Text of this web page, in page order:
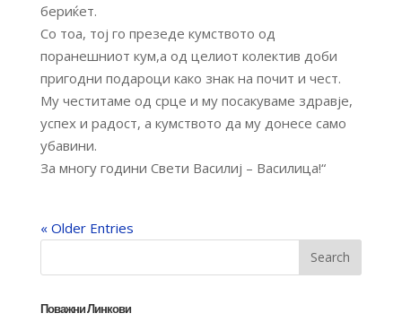
бериќет.
Со тоа, тој го презеде кумството од
поранешниот кум,а од целиот колектив доби
пригодни подароци како знак на почит и чест.
Му честитаме од срце и му посакуваме здравје,
успех и радост, а кумството да му донесе само
убавини.
За многу години Свети Василиј – Василица!“
« Older Entries
Поважни Линкови